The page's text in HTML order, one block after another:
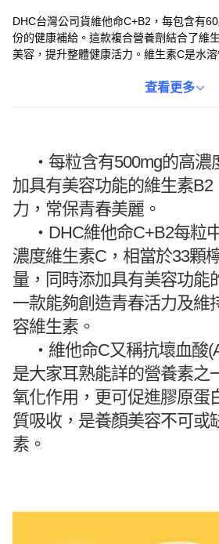
DHC台灣公司貨維他命C+B2，每包含有
份的健康補給。這款複合營養劑結合了維
美容，提升整體健康活力。維生素C是水溶
用，特別推薦給生活壓力大、飲食不均衡
查看更多
・ 每粒含有500mg的高濃
加具有美容功能的維生素
力，常保青春美麗。
・ DHC維他命C+B2每粒
濃度維生素C，相當於33顆
量，同時添加具有美容功能
一款能夠創造青春活力及維
容維生素。
・ 維他命C又稱抗壞血酸
是大家耳熟能詳的營養素之
氧化作用，更可促進膠原蛋
質吸收，是養顏美容不可或
素。